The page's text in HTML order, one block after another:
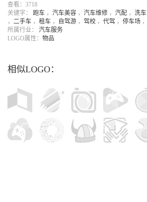
查看：3718
关键字： 跑车 ， 汽车美容 ， 汽车维修 ， 汽配 ， 洗车
， 二手车 ， 租车 ， 自驾游 ， 驾校 ， 代驾 ， 停车场 ，
所属行业： 汽车服务
LOGO属性： 物品
相似LOGO：